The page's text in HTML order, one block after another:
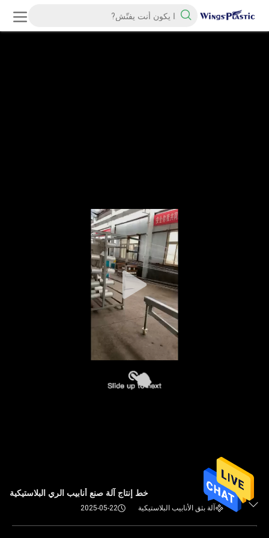
خط إنتاج آلة صنع أنابيب الري البلاستيكية
آلة بثق الأنابيب البلاستيكية 2025-05-22